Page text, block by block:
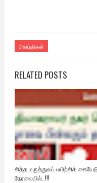
செய்திகள்
RELATED POSTS
சித்த மருத்துவப் பயிற்சிக்
நேரலையில்..!!!